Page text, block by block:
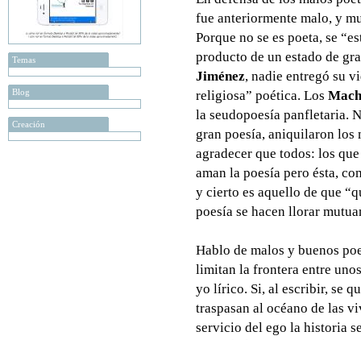
Temas
Blog
Creación
fue anteriormente malo, y
Porque no se es poeta, se
producto de un estado de
Jiménez, nadie entregó su
religiosa” poética. Los
la seudopoesía panfletaria.
gran poesía, aniquilaron los
agradecer que todos: los
aman la poesía pero ésta,
y cierto es aquello de que
poesía se hacen llorar
Hablo de malos y buenos
limitan la frontera entre
yo lírico. Si, al escribir, se
traspasan al océano de las
servicio del ego la historia